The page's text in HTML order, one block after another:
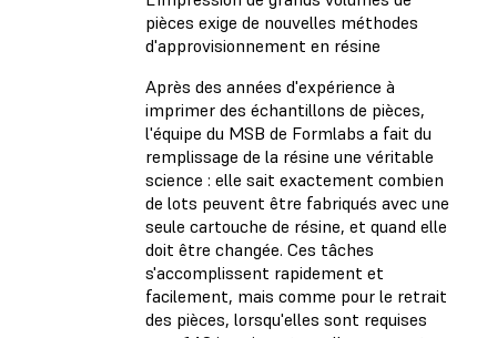
pièces exige de nouvelles méthodes
d'approvisionnement en résine
Après des années d'expérience à
imprimer des échantillons de pièces,
l'équipe du MSB de Formlabs a fait du
remplissage de la résine une véritable
science : elle sait exactement combien
de lots peuvent être fabriqués avec une
seule cartouche de résine, et quand elle
doit être changée. Ces tâches
s'accomplissent rapidement et
facilement, mais comme pour le retrait
des pièces, lorsqu'elles sont requises